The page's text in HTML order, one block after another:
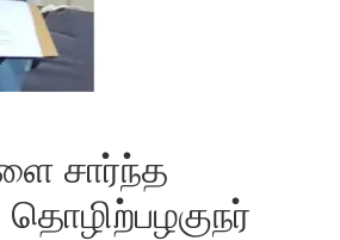
சார்ந்த
தொழிற்பழகுநர்